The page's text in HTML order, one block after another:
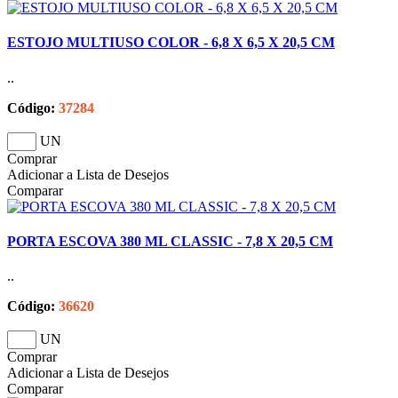
ESTOJO MULTIUSO COLOR - 6,8 X 6,5 X 20,5 CM
..
Código: 37284
UN
Comprar
Adicionar a Lista de Desejos
Comparar
PORTA ESCOVA 380 ML CLASSIC - 7,8 X 20,5 CM
..
Código: 36620
UN
Comprar
Adicionar a Lista de Desejos
Comparar